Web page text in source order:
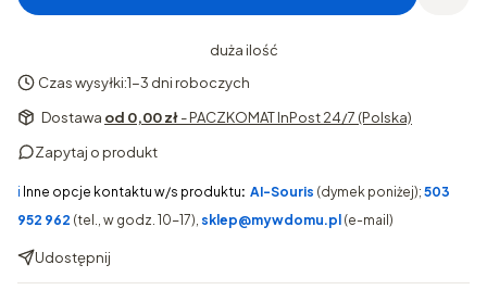
duża ilość
Czas wysyłki:1-3 dni roboczych
Dostawa od 0,00 zł- PACZKOMAT InPost 24/7 (Polska)
Zapytaj o produkt
ℹ️ Inne opcje kontaktu w/s produktu: AI-Souris (dymek poniżej); 503
952 962 (tel., w godz. 10-17), sklep@mywdomu.pl (e-mail)
Udostępnij